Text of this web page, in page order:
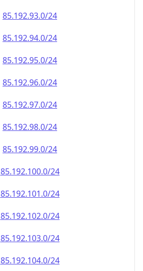
85.192.94.0/24
85.192.95.0/24
85.192.96.0/24
85.192.97.0/24
85.192.98.0/24
85.192.99.0/24
85.192.100.0/24
85.192.101.0/24
85.192.102.0/24
85.192.103.0/24
85.192.104.0/24
85.192.105.0/24